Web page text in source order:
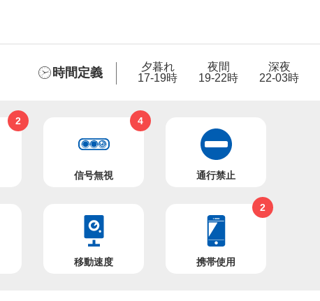
時間定義
夕暮れ
17-19時
夜間
19-22時
深夜
22-03時
2
信号無視
4
通行禁止
移動速度 携帯使用
2